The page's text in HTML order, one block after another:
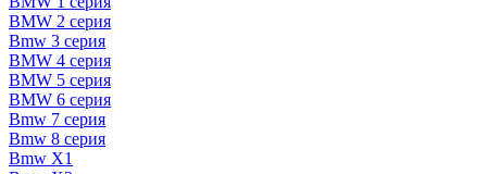
BMW 2 серия
Bmw 3 серия
BMW 4 серия
BMW 5 серия
BMW 6 серия
Bmw 7 серия
Bmw 8 серия
Bmw X1